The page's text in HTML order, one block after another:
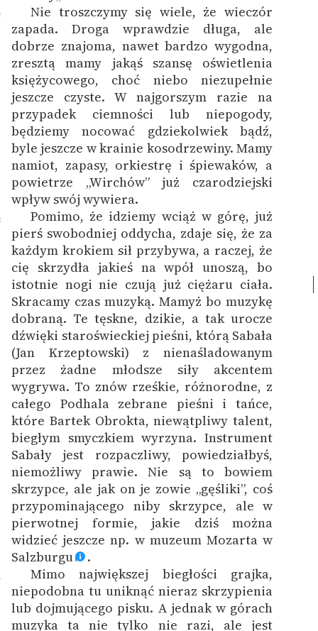
Nie troszczymy się wiele, że wieczór
zapada. Droga wprawdzie długa, ale
dobrze znajoma, nawet bardzo wygodna,
zresztą mamy jakąś szansę oświetlenia
księżycowego, choć niebo niezupełnie
jeszcze czyste. W najgorszym razie na
przypadek ciemności lub niepogody,
będziemy nocować gdziekolwiek bądź,
byle jeszcze w krainie kosodrzewiny. Mamy
namiot, zapasy, orkiestrę i śpiewaków, a
powietrze „Wirchów” już czarodziejski
wpływ swój wywiera.
Pomimo, że idziemy wciąż w górę, już
pierś swobodniej oddycha, zdaje się, że za
każdym krokiem sił przybywa, a raczej, że
cię skrzydła jakieś na wpół unoszą, bo
istotnie nogi nie czują już ciężaru ciała.
Skracamy czas muzyką. Mamyż bo muzykę
dobraną. Te tęskne, dzikie, a tak urocze
dźwięki staroświeckiej pieśni, którą Sabała
(Jan Krzeptowski) z nienaśladowanym
przez żadne młodsze siły akcentem
wygrywa. To znów rześkie, różnorodne, z
całego Podhala zebrane pieśni i tańce,
które Bartek Obrokta, niewątpliwy talent,
biegłym smyczkiem wyrzyna. Instrument
Sabały jest rozpaczliwy, powiedziałbyś,
niemożliwy prawie. Nie są to bowiem
skrzypce, ale jak on je zowie „gęśliki”, coś
przypominającego niby skrzypce, ale w
pierwotnej formie, jakie dziś można
widzieć jeszcze np. w muzeum Mozarta w
Salzburgu
.
Mimo największej biegłości grajka,
niepodobna tu uniknąć nieraz skrzypienia
lub dojmującego pisku. A jednak w górach
muzyka ta nie tylko nie razi, ale jest